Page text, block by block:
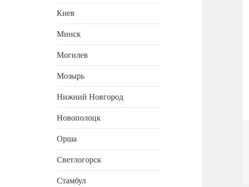
Киев
Минск
Могилев
Мозырь
Нижний Новгород
Новополоцк
Орша
Светлогорск
Стамбул